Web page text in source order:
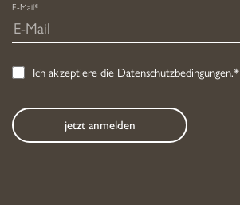
E-Mail*
Ich akzeptiere die Datenschutzbedingungen.*